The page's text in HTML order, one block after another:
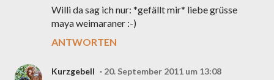
Willi da sag ich nur: *gefällt mir* liebe grüsse
maya weimaraner :-)
ANTWORTEN
Kurzgebell 20. September 2011 um 13:08